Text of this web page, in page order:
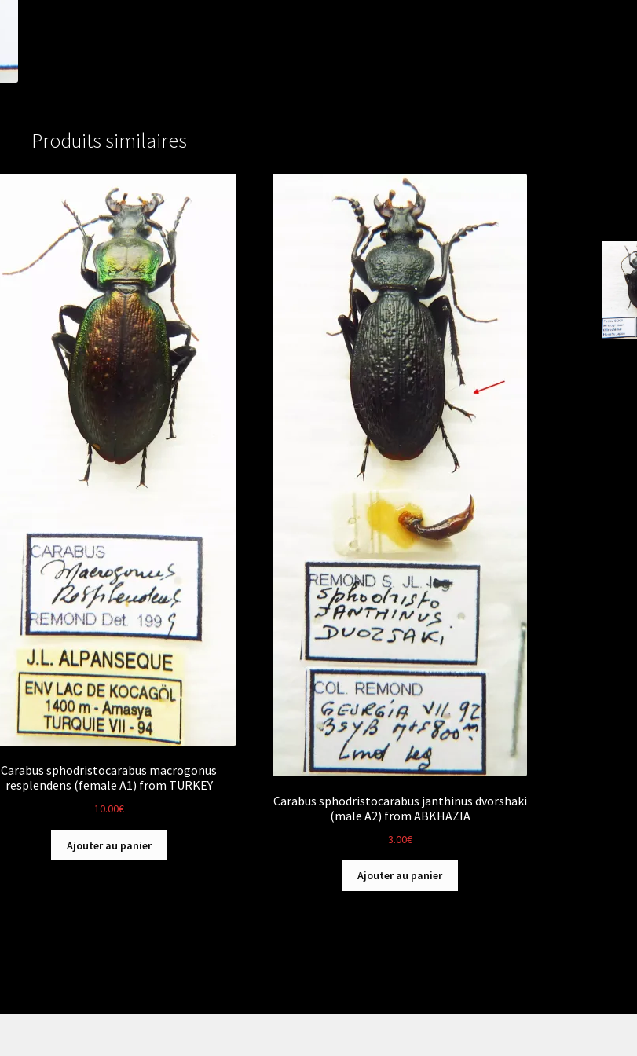
Produits similaires
Carabus sphodristocarabus macrogonus
resplendens (female A1) from TURKEY
10.00€
Ajouter au panier
Carabus sphodristocarabus janthinus dvorshaki
(male A2) from ABKHAZIA
3.00€
Ajouter au panier